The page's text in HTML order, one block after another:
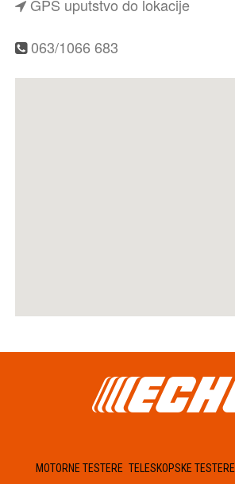
GPS uputstvo do lokacije
063/1066 683
MOTORNE TESTERE TELESKOPSKE TESTERE